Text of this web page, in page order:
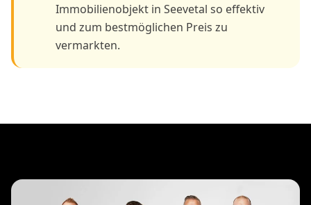
Immobilienobjekt in Seevetal so effektiv
und zum bestmöglichen Preis zu
vermarkten.